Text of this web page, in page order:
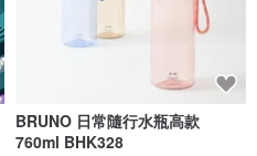
BRUNO 日常隨行水瓶高款
760ml BHK328